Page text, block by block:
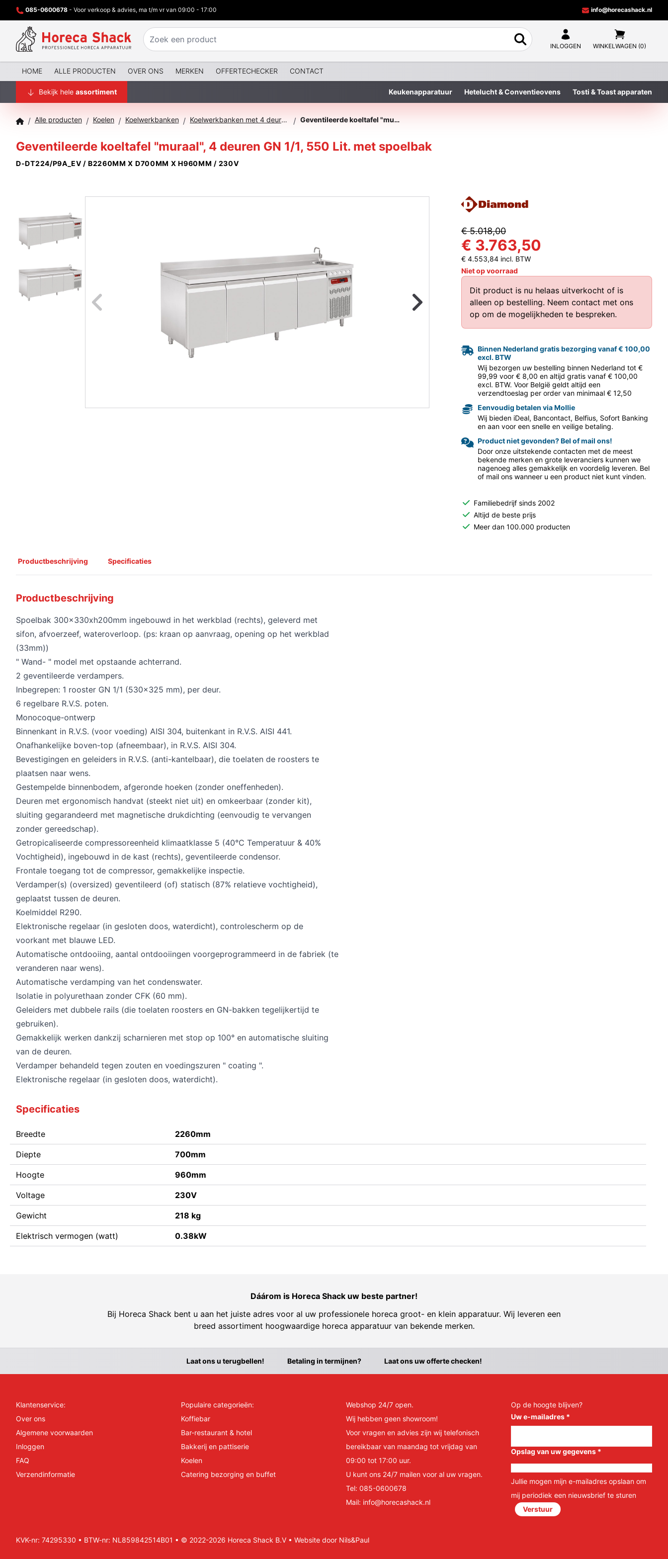
085-0600678 - Voor verkoop & advies, ma t/m vr van 09:00 - 17:00 info@horecashack.nl
INLOGGEN WINKELWAGEN (0)
HOME ALLE PRODUCTEN OVER ONS MERKEN OFFERTECHECKER CONTACT
Bekijk hele assortiment Keukenapparatuur Hetelucht & Conventieovens Tosti & Toast apparaten
/ Alle producten / Koelen / Koelwerkbanken / Koelwerkbanken met 4 deuren/laden / Geventileerde koeltafel "muraal", 4 deuren GN 1/1, 550 Lit. met spoelbak
Geventileerde koeltafel "muraal", 4 deuren GN 1/1, 550 Lit. met spoelbak
D-DT224/P9A_EV / B2260MM X D700MM X H960MM / 230V
Naar vorige foto Naar volgende
€ 5.018,00
€ 3.763,50
€ 4.553,84 incl. BTW
Niet op voorraad
Dit product is nu helaas uitverkocht of is
alleen op bestelling. Neem contact met ons
op om de mogelijkheden te bespreken.
Binnen Nederland gratis bezorging vanaf € 100,00
excl. BTW
Wij bezorgen uw bestelling binnen Nederland tot €
99,99 voor € 8,00 en altijd gratis vanaf € 100,00
excl. BTW. Voor België geldt altijd een
verzendtoeslag per order van minimaal € 12,50
Eenvoudig betalen via Mollie
Wij bieden iDeal, Bancontact, Belfius, Sofort Banking
en aan voor een snelle en veilige betaling.
Product niet gevonden? Bel of mail ons!
Door onze uitstekende contacten met de meest
bekende merken en grote leveranciers kunnen we
nagenoeg alles gemakkelijk en voordelig leveren. Bel
of mail ons wanneer u een product niet kunt vinden.
Familiebedrijf sinds 2002
Altijd de beste prijs
Meer dan 100.000 producten
Productbeschrijving Specificaties
Productbeschrijving
Spoelbak 300x330xh200mm ingebouwd in het werkblad (rechts), geleverd met
sifon, afvoerzeef, wateroverloop. (ps: kraan op aanvraag, opening op het werkblad
(33mm))
" Wand- " model met opstaande achterrand.
2 geventileerde verdampers.
Inbegrepen: 1 rooster GN 1/1 (530x325 mm), per deur.
6 regelbare R.V.S. poten.
Monocoque-ontwerp
Binnenkant in R.V.S. (voor voeding) AISI 304, buitenkant in R.V.S. AISI 441.
Onafhankelijke boven-top (afneembaar), in R.V.S. AISI 304.
Bevestigingen en geleiders in R.V.S. (anti-kantelbaar), die toelaten de roosters te
plaatsen naar wens.
Gestempelde binnenbodem, afgeronde hoeken (zonder oneffenheden).
Deuren met ergonomisch handvat (steekt niet uit) en omkeerbaar (zonder kit),
sluiting gegarandeerd met magnetische drukdichting (eenvoudig te vervangen
zonder gereedschap).
Getropicaliseerde compressoreenheid klimaatklasse 5 (40°C Temperatuur & 40%
Vochtigheid), ingebouwd in de kast (rechts), geventileerde condensor.
Frontale toegang tot de compressor, gemakkelijke inspectie.
Verdamper(s) (oversized) geventileerd (of) statisch (87% relatieve vochtigheid),
geplaatst tussen de deuren.
Koelmiddel R290.
Elektronische regelaar (in gesloten doos, waterdicht), controlescherm op de
voorkant met blauwe LED.
Automatische ontdooiing, aantal ontdooiingen voorgeprogrammeerd in de fabriek (te
veranderen naar wens).
Automatische verdamping van het condenswater.
Isolatie in polyurethaan zonder CFK (60 mm).
Geleiders met dubbele rails (die toelaten roosters en GN-bakken tegelijkertijd te
gebruiken).
Gemakkelijk werken dankzij scharnieren met stop op 100° en automatische sluiting
van de deuren.
Verdamper behandeld tegen zouten en voedingszuren " coating ".
Elektronische regelaar (in gesloten doos, waterdicht).
Specificaties
Breedte 2260mm
Diepte 700mm
Hoogte 960mm
Voltage 230V
Gewicht 218 kg
Elektrisch vermogen (watt) 0.38kW
Dáárom is Horeca Shack uw beste partner!
Bij Horeca Shack bent u aan het juiste adres voor al uw professionele horeca groot- en klein apparatuur. Wij leveren een
breed assortiment hoogwaardige horeca apparatuur van bekende merken.
Laat ons u terugbellen! Betaling in termijnen? Laat ons uw offerte checken!
Klantenservice:
Over ons
Algemene voorwaarden
Inloggen
FAQ
Verzendinformatie
Populaire categorieën:
Koffiebar
Bar-restaurant & hotel
Bakkerij en pattiserie
Koelen
Catering bezorging en buffet
Webshop 24/7 open.
Wij hebben geen showroom!
Voor vragen en advies zijn wij telefonisch
bereikbaar van maandag tot vrijdag van
09:00 tot 17:00 uur.
U kunt ons 24/7 mailen voor al uw vragen.
Tel: 085-0600678
Mail: info@horecashack.nl
Op de hoogte blijven?
Uw e-mailadres *
Opslag van uw gegevens *
Jullie mogen mijn e-mailadres opslaan om
mij periodiek een nieuwsbrief te sturen
Verstuur
KVK-nr: 74295330 • BTW-nr: NL859842514B01 • © 2022-2026 Horeca Shack B.V • Website door Nils&Paul